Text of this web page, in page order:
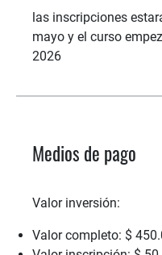
las inscripciones
mayo y el curso
2026
Medios de pago
Valor inversión:
Valor completo: $